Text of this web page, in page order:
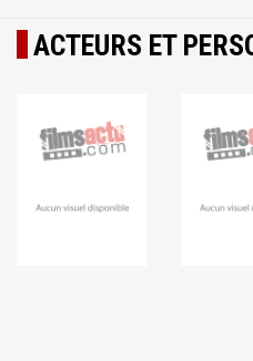
ACTEURS ET